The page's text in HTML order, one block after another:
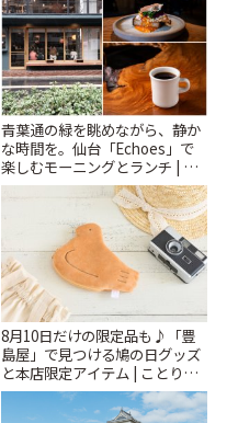
青葉通の緑を眺めながら、静か
な時間を。仙台「Echoes」で
楽しむモーニングとランチ | こ
とりっぷ
8月10日だけの限定品も♪「豊
島屋」で見つける鳩の日グッズ
と本店限定アイテム | ことりっ
ぷ